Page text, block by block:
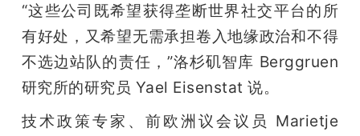
“这些公司既希望获得垄断世界社交平台的所
有好处，又希望无需承担卷入地缘政治和不得
不选边站队的责任，”洛杉矶智库 Berggruen
研究所的研究员 Yael Eisenstat 说。
技术政策专家、前欧洲议会议员 Marietje